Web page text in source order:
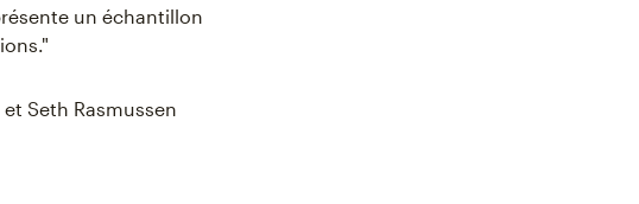
un échantillon
Seth Rasmussen